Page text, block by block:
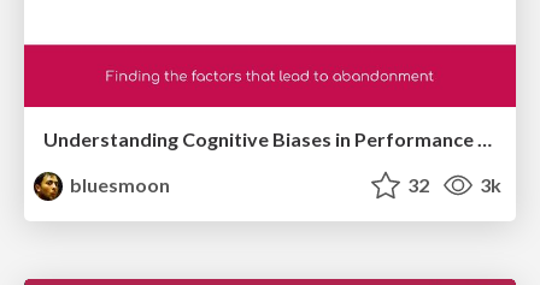
bluesmoon
32 3k